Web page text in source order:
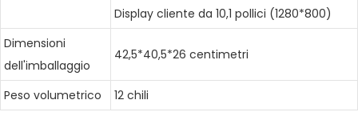
Display cliente da 10,1 pollici (1280*800)
Dimensioni
dell'imballaggio
42,5*40,5*26 centimetri
Peso volumetrico 12 chili